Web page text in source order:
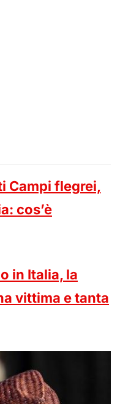
Campi flegrei,
cos’è
in Italia, la
vittima e tanta